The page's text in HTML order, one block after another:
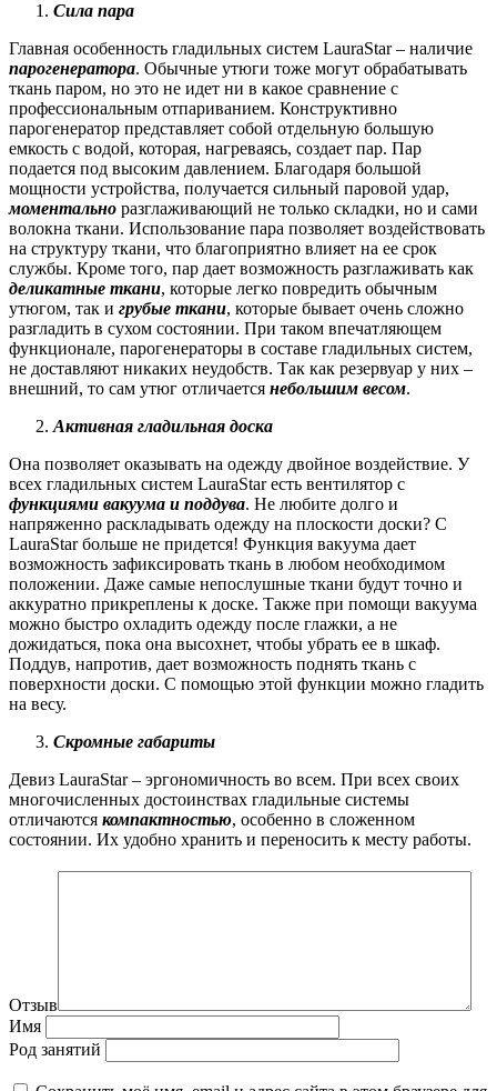
Сила пара
Главная особенность гладильных систем LauraStar – наличие
парогенератора. Обычные утюги тоже могут обрабатывать
ткань паром, но это не идет ни в какое сравнение с
профессиональным отпариванием. Конструктивно
парогенератор представляет собой отдельную большую
емкость с водой, которая, нагреваясь, создает пар. Пар
подается под высоким давлением. Благодаря большой
мощности устройства, получается сильный паровой удар,
моментально разглаживающий не только складки, но и сами
волокна ткани. Использование пара позволяет воздействовать
на структуру ткани, что благоприятно влияет на ее срок
службы. Кроме того, пар дает возможность разглаживать как
деликатные ткани, которые легко повредить обычным
утюгом, так и грубые ткани, которые бывает очень сложно
разгладить в сухом состоянии. При таком впечатляющем
функционале, парогенераторы в составе гладильных систем,
не доставляют никаких неудобств. Так как резервуар у них –
внешний, то сам утюг отличается небольшим весом.
Активная гладильная доска
Она позволяет оказывать на одежду двойное воздействие. У
всех гладильных систем LauraStar есть вентилятор с
функциями вакуума и поддува. Не любите долго и
напряженно раскладывать одежду на плоскости доски? С
LauraStar больше не придется! Функция вакуума дает
возможность зафиксировать ткань в любом необходимом
положении. Даже самые непослушные ткани будут точно и
аккуратно прикреплены к доске. Также при помощи вакуума
можно быстро охладить одежду после глажки, а не
дожидаться, пока она высохнет, чтобы убрать ее в шкаф.
Поддув, напротив, дает возможность поднять ткань с
поверхности доски. С помощью этой функции можно гладить
на весу.
Скромные габариты
Девиз LauraStar – эргономичность во всем. При всех своих
многочисленных достоинствах гладильные системы
отличаются компактностью, особенно в сложенном
состоянии. Их удобно хранить и переносить к месту работы.
Отзыв
Имя
Род занятий